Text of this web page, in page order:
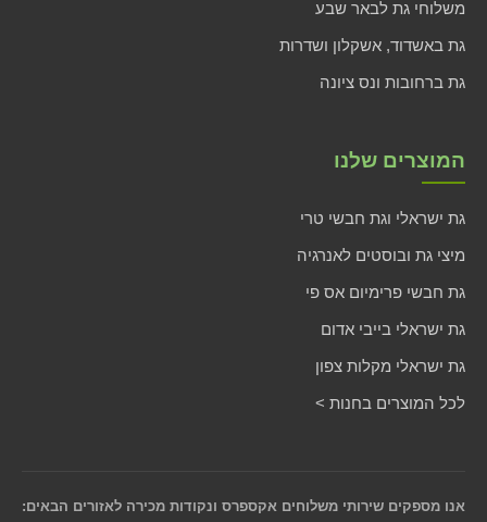
משלוחי גת לבאר שבע
גת באשדוד, אשקלון ושדרות
גת ברחובות ונס ציונה
המוצרים שלנו
גת ישראלי וגת חבשי טרי
מיצי גת ובוסטים לאנרגיה
גת חבשי פרימיום אס פי
גת ישראלי בייבי אדום
גת ישראלי מקלות צפון
לכל המוצרים בחנות >
אנו מספקים שירותי משלוחים אקספרס ונקודות מכירה לאזורים הבאים: